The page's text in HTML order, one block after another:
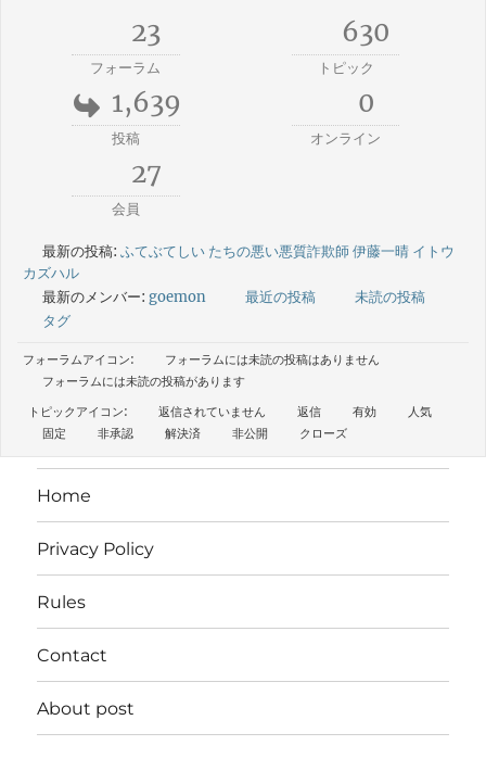
23
フォーラム
630
トピック
1,639
投稿
0
オンライン
27
会員
最新の投稿: ふてぶてしい たちの悪い悪質詐欺師 伊藤一晴 イトウ
カズハル
最新のメンバー: goemon 最近の投稿
未読の投稿
タグ
フォーラムアイコン:
フォーラムには未読の投稿はありません
フォーラムには未読の投稿があります
トピックアイコン:
返信されていません 返信 有効
人気
固定
非承認 解決済 非公開 クローズ
Home
Privacy Policy
Rules
Contact
About post